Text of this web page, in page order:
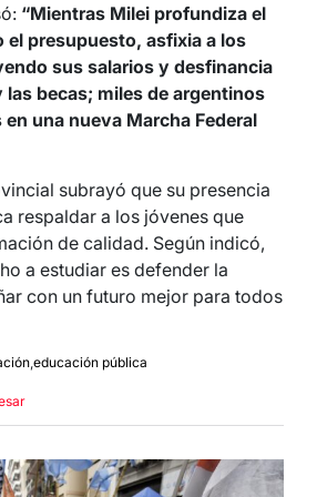
“Mientras Milei profundiza el
el presupuesto, asfixia a los
sus salarios y desfinancia
becas; miles de argentinos
una nueva Marcha Federal
subrayó que su presencia
respaldar a los jóvenes que
de calidad. Según indicó,
a estudiar es defender la
con un futuro mejor para todos
educación pública